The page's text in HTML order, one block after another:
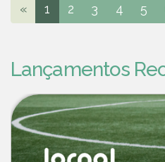
« 1 2 3 4 5
Lançamentos